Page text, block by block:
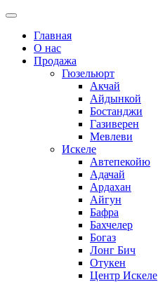
Главная
О нас
Продажа
Гюзельюрт
Акчай
Айдынкой
Бостанджи
Газиверен
Мевлеви
Искеле
Автепекойю
Адачай
Ардахан
Айгун
Бафра
Бахчелер
Богаз
Лонг Бич
Отукен
Центр Искеле